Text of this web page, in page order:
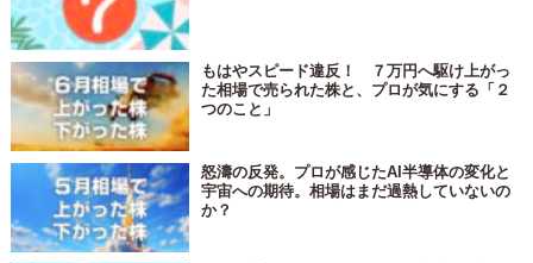
もはやスピード違反！ ７万円へ駆け上がっ
た相場で売られた株と、プロが気にする「２
つのこと」
怒濤の反発。プロが感じたAI半導体の変化と
宇宙への期待。相場はまだ過熱していないの
か？